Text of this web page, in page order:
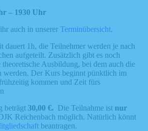
– 1930 Uhr
auch in unserer Terminübersicht.
dauert 1h, die Teilnehmer werden je nach
aufgeteilt. Zusätzlich gibt es noch
Ausbildung, bei dem auch die
werden. Der Kurs beginnt pünktlich im
kommen und Zeit fürs
beträgt 30,00 €. Die Teilnahme ist nur
Reichenbach möglich. Natürlich könnt
beantragen.